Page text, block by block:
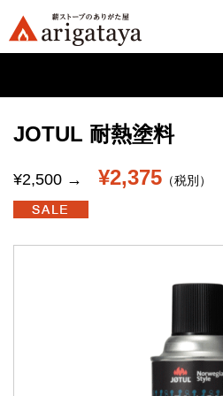
JOTUL 耐熱塗料
¥2,500 → ¥2,375 （税別）